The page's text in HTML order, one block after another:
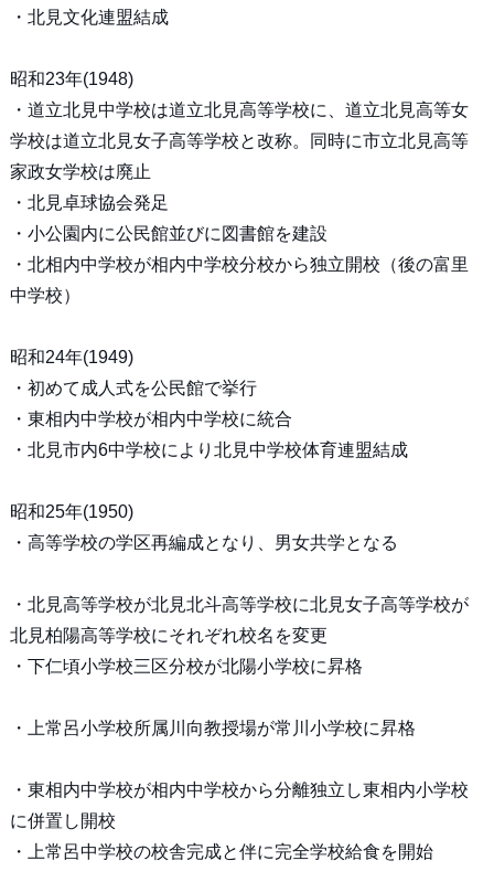
・北見文化連盟結成
昭和23年(1948)
・道立北見中学校は道立北見高等学校に、道立北見高等女
学校は道立北見女子高等学校と改称。同時に市立北見高等
家政女学校は廃止
・北見卓球協会発足
・小公園内に公民館並びに図書館を建設
・北相内中学校が相内中学校分校から独立開校（後の富里
中学校）
昭和24年(1949)
・初めて成人式を公民館で挙行
・東相内中学校が相内中学校に統合
・北見市内6中学校により北見中学校体育連盟結成
昭和25年(1950)
・高等学校の学区再編成となり、男女共学となる
・北見高等学校が北見北斗高等学校に北見女子高等学校が
北見柏陽高等学校にそれぞれ校名を変更
・下仁頃小学校三区分校が北陽小学校に昇格
・上常呂小学校所属川向教授場が常川小学校に昇格
・東相内中学校が相内中学校から分離独立し東相内小学校
に併置し開校
・上常呂中学校の校舎完成と伴に完全学校給食を開始